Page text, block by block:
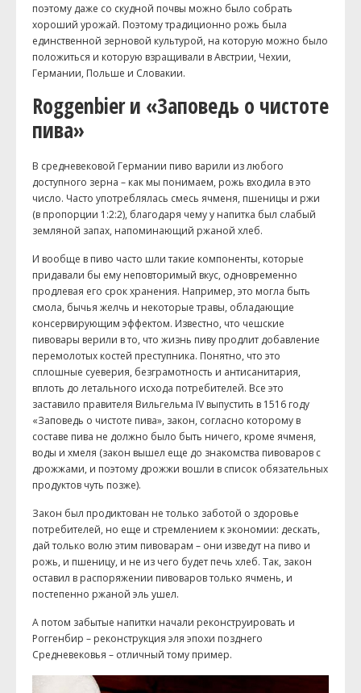
поэтому даже со скудной почвы можно было собрать
хороший урожай. Поэтому традиционно рожь была
единственной зерновой культурой, на которую можно было
положиться и которую взращивали в Австрии, Чехии,
Германии, Польше и Словакии.
Roggenbier и «Заповедь о чистоте
пива»
В средневековой Германии пиво варили из любого
доступного зерна – как мы понимаем, рожь входила в это
число. Часто употреблялась смесь ячменя, пшеницы и ржи
(в пропорции 1:2:2), благодаря чему у напитка был слабый
земляной запах, напоминающий ржаной хлеб.
И вообще в пиво часто шли такие компоненты, которые
придавали бы ему неповторимый вкус, одновременно
продлевая его срок хранения. Например, это могла быть
смола, бычья желчь и некоторые травы, обладающие
консервирующим эффектом. Известно, что чешские
пивовары верили в то, что жизнь пиву продлит добавление
перемолотых костей преступника. Понятно, что это
сплошные суеверия, безграмотность и антисанитария,
вплоть до летального исхода потребителей. Все это
заставило правителя Вильгельма IV выпустить в 1516 году
«Заповедь о чистоте пива», закон, согласно которому в
составе пива не должно было быть ничего, кроме ячменя,
воды и хмеля (закон вышел еще до знакомства пивоваров с
дрожжами, и поэтому дрожжи вошли в список обязательных
продуктов чуть позже).
Закон был продиктован не только заботой о здоровье
потребителей, но еще и стремлением к экономии: дескать,
дай только волю этим пивоварам – они изведут на пиво и
рожь, и пшеницу, и не из чего будет печь хлеб. Так, закон
оставил в распоряжении пивоваров только ячмень, и
постепенно ржаной эль ушел.
А потом забытые напитки начали реконструировать и
Роггенбир – реконструкция эля эпохи позднего
Средневековья – отличный тому пример.